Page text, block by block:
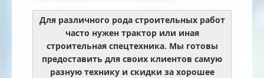
Для различного рода строительных работ
часто нужен трактор или иная
строительная спецтехника. Мы готовы
предоставить для своих клиентов самую
разную технику и скидки за хорошее